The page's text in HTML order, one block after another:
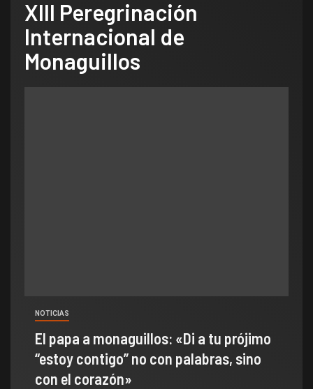
XIII Peregrinación
Internacional de
Monaguillos
NOTICIAS
El papa a monaguillos: «Di a tu prójimo
“estoy contigo” no con palabras, sino
con el corazón»